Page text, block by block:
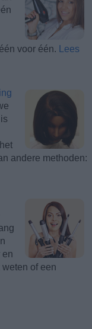
voor één.
Lees
andere methoden:
en
of een